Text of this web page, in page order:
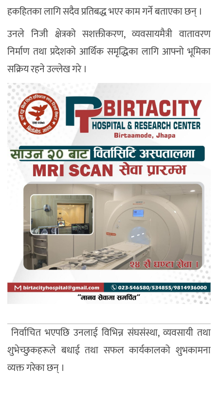
हकहितका लागि सदैव प्रतिबद्ध भएर काम गर्ने बताएका छन् ।
उनले निजी क्षेत्रको सशक्तीकरण, व्यवसायमैत्री वातावरण
निर्माण तथा प्रदेशको आर्थिक समृद्धिका लागि आफ्नो भूमिका
सक्रिय रहने उल्लेख गरे ।
निर्वाचित भएपछि उनलाई विभिन्न संघसंस्था, व्यवसायी तथा
शुभेच्छुकहरूले बधाई तथा सफल कार्यकालको शुभकामना
व्यक्त गरेका छन् ।